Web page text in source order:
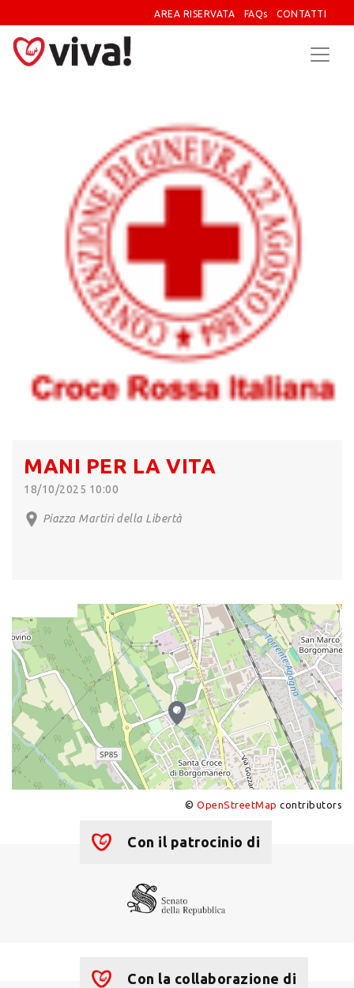
AREA RISERVATA FAQs CONTATTI
MANI PER LA VITA
18/10/2025 10:00
Piazza Martiri della Libertà
© OpenStreetMap contributors
Con il patrocinio di
Con la collaborazione di